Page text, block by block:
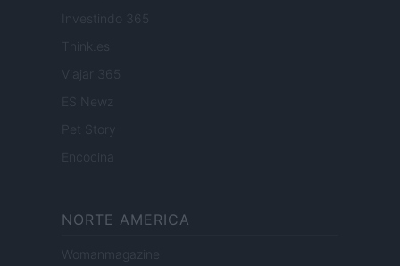
Investindo 365
Think.es
Viajar 365
ES Newz
Encocina
NORTE AMERICA
Womanmagazine